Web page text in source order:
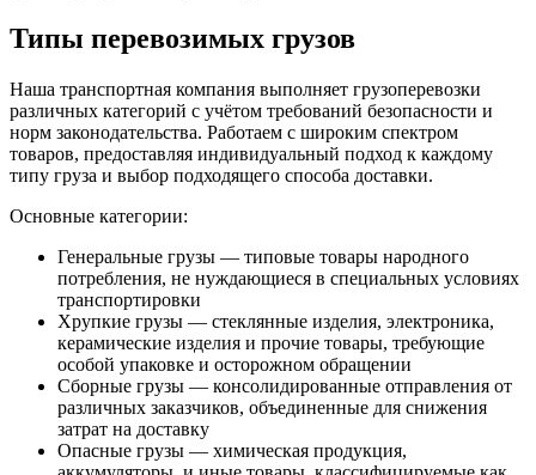
Типы перевозимых грузов
Наша транспортная компания выполняет грузоперевозки
различных категорий с учётом требований безопасности и
норм законодательства. Работаем с широким спектром
товаров, предоставляя индивидуальный подход к каждому
типу груза и выбор подходящего способа доставки.
Основные категории:
Генеральные грузы — типовые товары народного
потребления, не нуждающиеся в специальных условиях
транспортировки
Хрупкие грузы — стеклянные изделия, электроника,
керамические изделия и прочие товары, требующие
особой упаковке и осторожном обращении
Сборные грузы — консолидированные отправления от
различных заказчиков, объединенные для снижения
затрат на доставку
Опасные грузы — химическая продукция,